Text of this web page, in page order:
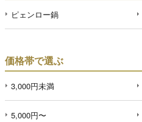
ピェンロー鍋
価格帯で選ぶ
3,000円未満
5,000円〜